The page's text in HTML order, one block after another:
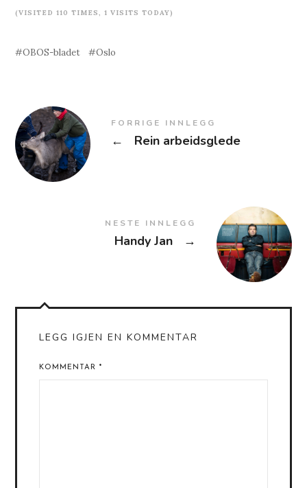
(VISITED 110 TIMES, 1 VISITS TODAY)
OBOS-bladet Oslo
FORRIGE INNLEGG
← Rein arbeidsglede
NESTE INNLEGG
Handy Jan →
LEGG IGJEN EN KOMMENTAR
KOMMENTAR *